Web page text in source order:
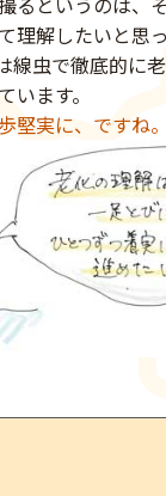
理解したいと思
線虫で徹底的に老
います。
堅実に、ですね。